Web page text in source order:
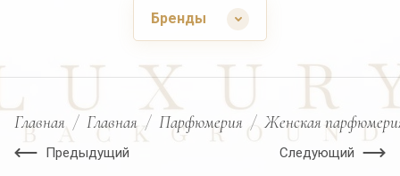
Бренды
Главная / Главная / Парфюмерия / Женская
Предыдущий Следующий